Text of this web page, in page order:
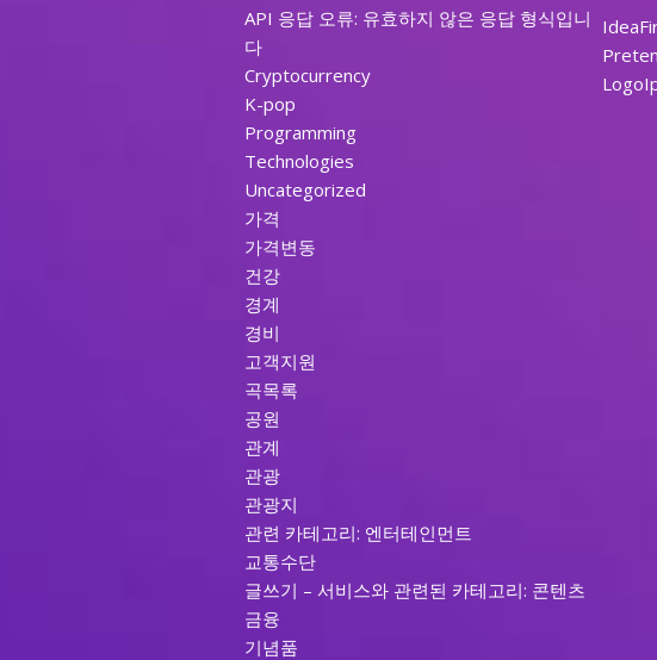
API 응답 오류: 유효하지 않은 응답 형식입니
다
Cryptocurrency
K-pop
Programming
Technologies
Uncategorized
가격
가격변동
건강
경계
경비
고객지원
곡목록
공원
관계
관광
관광지
관련 카테고리: 엔터테인먼트
교통수단
글쓰기 – 서비스와 관련된 카테고리: 콘텐츠
금융
기념품